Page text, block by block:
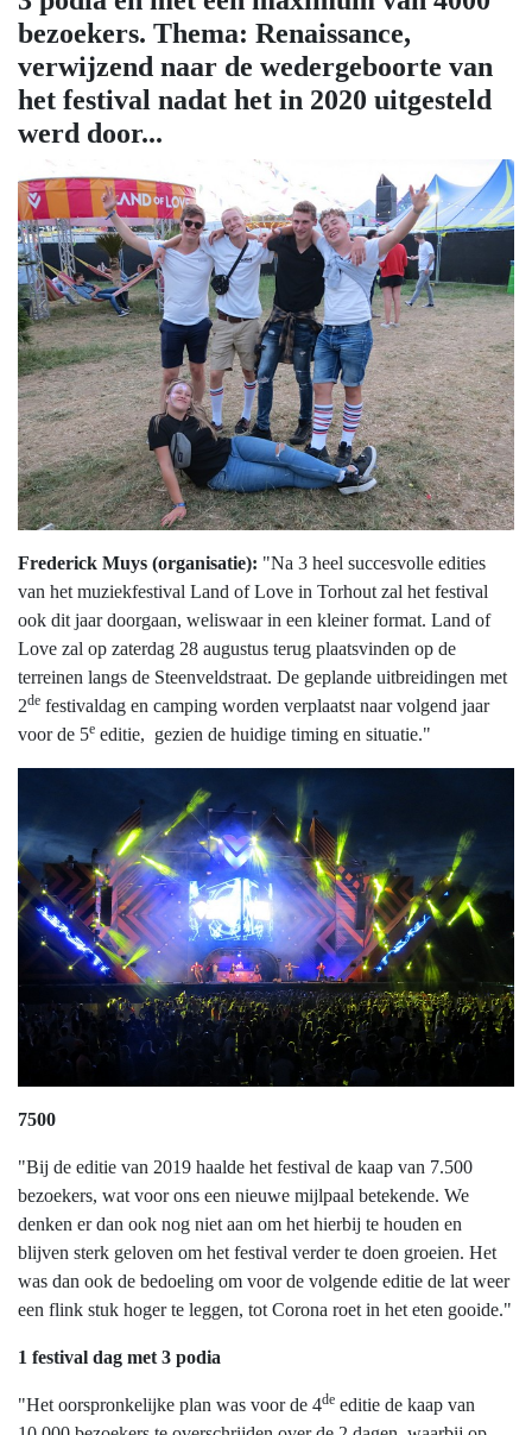
bezoekers. Thema: Renaissance,
verwijzend naar de wedergeboorte van
het festival nadat het in 2020 uitgesteld
werd door...
Frederick Muys (organisatie): "Na 3 heel succesvolle edities
van het muziekfestival Land of Love in Torhout zal het festival
ook dit jaar doorgaan, weliswaar in een kleiner format. Land of
Love zal op zaterdag 28 augustus terug plaatsvinden op de
terreinen langs de Steenveldstraat. De geplande uitbreidingen met
2de festivaldag en camping worden verplaatst naar volgend jaar
voor de 5e editie, gezien de huidige timing en situatie."
7500
"Bij de editie van 2019 haalde het festival de kaap van 7.500
bezoekers, wat voor ons een nieuwe mijlpaal betekende. We
denken er dan ook nog niet aan om het hierbij te houden en
blijven sterk geloven om het festival verder te doen groeien. Het
was dan ook de bedoeling om voor de volgende editie de lat weer
een flink stuk hoger te leggen, tot Corona roet in het eten gooide."
1 festival dag met 3 podia
"Het oorspronkelijke plan was voor de 4de editie de kaap van